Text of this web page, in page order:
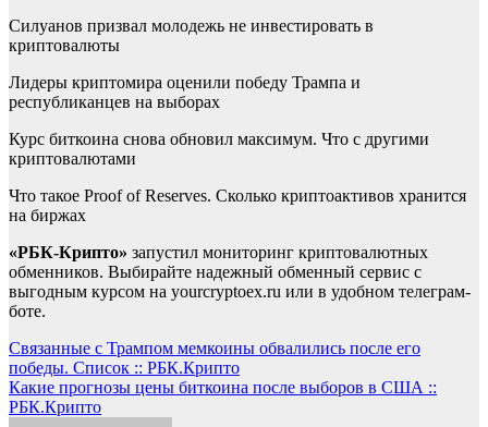
Силуанов призвал молодежь не инвестировать в
криптовалюты
Лидеры криптомира оценили победу Трампа и
республиканцев на выборах
Курс биткоина снова обновил максимум. Что с другими
криптовалютами
Что такое Proof of Reserves. Сколько криптоактивов хранится
на биржах
«РБК-Крипто» запустил мониторинг криптовалютных
обменников. Выбирайте надежный обменный сервис с
выгодным курсом на yourcryptoex.ru или в удобном телеграм-
боте.
Навигация
по
записям
Связанные с Трампом мемкоины обвалились после его
победы. Список :: РБК.Крипто
Какие прогнозы цены биткоина после выборов в США ::
РБК.Крипто